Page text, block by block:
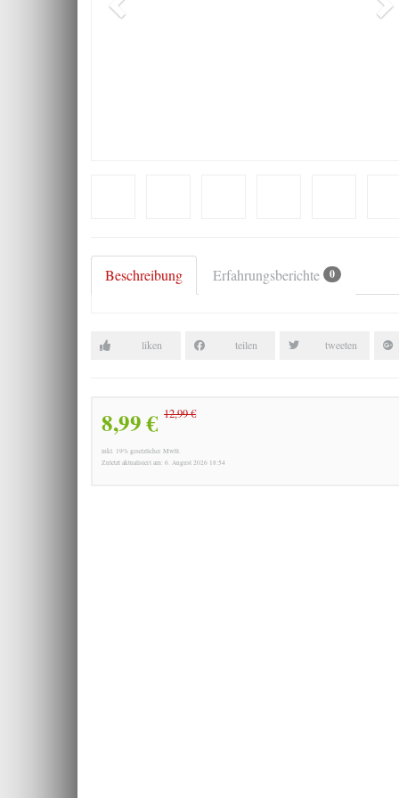
Beschreibung Erfahrungsberichte 0
liken teilen tweeten
8,99 € 12,99 €
inkl. 19% gesetzlicher MwSt.
Zuletzt aktualisiert am: 6. August 2026 18:54